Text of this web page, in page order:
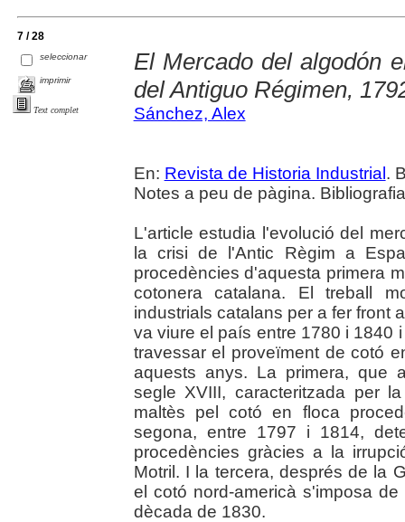
7 / 28
seleccionar
imprimir
Text complet
El Mercado del algodón
del Antiguo Régimen,
Sánchez, Alex
En: Revista de Historia Industrial.
Notes a peu de pàgina.
L'article estudia l'evolució del
la crisi de l'Antic Règim a
procedències d'aquesta primera
cotonera catalana. El treball
industrials catalans per a fer front
va viure el país entre 1780 i 1840
travessar el proveïment de cotó
aquests anys. La primera, que
segle XVIII, caracteritzada per
maltès pel cotó en floca
segona, entre 1797 i 1814,
procedències gràcies a la
Motril. I la tercera, després de la
el cotó nord-americà s'imposa
dècada de 1830.